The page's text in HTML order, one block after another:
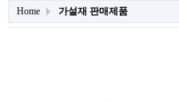
Home 가설재 판매제품